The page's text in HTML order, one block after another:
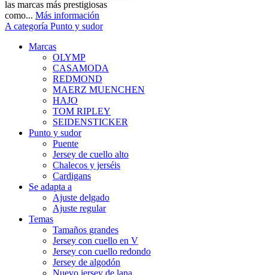
las marcas más prestigiosas
como... Más información
A categoría Punto y sudor
Marcas
OLYMP
CASAMODA
REDMOND
MAERZ MUENCHEN
HAJO
TOM RIPLEY
SEIDENSTICKER
Punto y sudor
Puente
Jersey de cuello alto
Chalecos y jerséis
Cardigans
Se adapta a
Ajuste delgado
Ajuste regular
Temas
Tamaños grandes
Jersey con cuello en V
Jersey con cuello redondo
Jersey de algodón
Nuevo jersey de lana